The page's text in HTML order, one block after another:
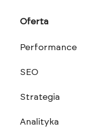
Oferta
Performance
SEO
Strategia
Analityka